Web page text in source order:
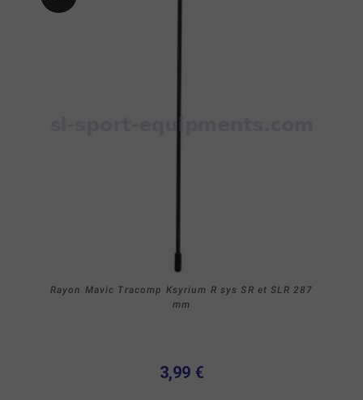
Rayon Mavic Tracomp Ksyrium R sys SR et SLR 287
mm
3,99 €